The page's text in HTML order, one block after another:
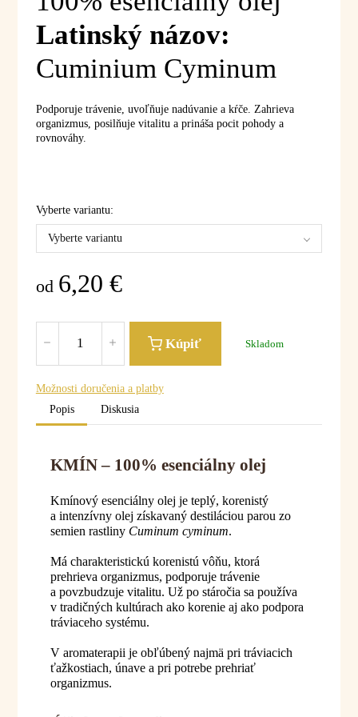
Latinský názov:
Cuminium Cyminum
Podporuje trávenie, uvoľňuje nadúvanie a kŕče. Zahrieva
organizmus, posilňuje vitalitu a prináša pocit pohody a
rovnováhy.
Vyberte variantu:
Vyberte variantu
od 6,20 €
Kúpiť Skladom
Možnosti doručenia a platby
Popis
Diskusia
KMÍN – 100% esenciálny olej
Kmínový esenciálny olej je teplý, korenistý
a intenzívny olej získavaný destiláciou parou zo
semien rastliny Cuminum cyminum.
Má charakteristickú korenistú vôňu, ktorá
prehrieva organizmus, podporuje trávenie
a povzbudzuje vitalitu. Už po stáročia sa používa
v tradičných kultúrach ako korenie aj ako podpora
tráviaceho systému.
V aromaterapii je obľúbený najmä pri tráviacich
ťažkostiach, únave a pri potrebe prehriať
organizmus.